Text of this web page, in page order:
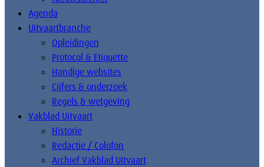
Agenda
Uitvaartbranche
Opleidingen
Protocol & Etiquette
Handige websites
Cijfers & onderzoek
Regels & wetgeving
Vakblad Uitvaart
Historie
Redactie / Colofon
Archief Vakblad Uitvaart